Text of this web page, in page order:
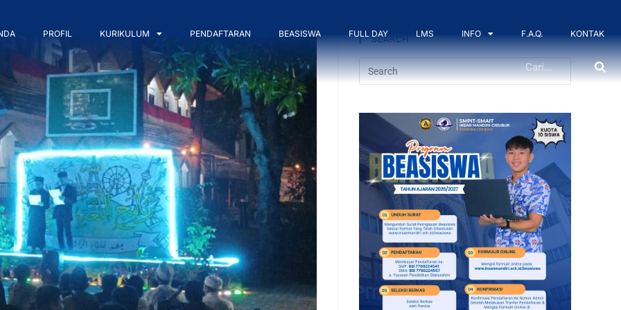
PROFIL KURIKULUM PENDAFTARAN BEASISWA FULL DAY LMS INFO F.A.Q. KONTAK
SEARCH